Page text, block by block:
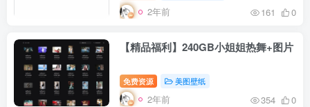
2年前 161 0
【精品福利】240GB小姐姐热舞+图片
免费资源 美图壁纸
2年前 354 0